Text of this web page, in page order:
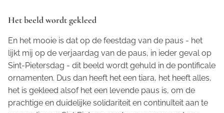
Het beeld wordt gekleed
En het mooie is dat op de feestdag van de paus - het
lijkt mij op de verjaardag van de paus, in ieder geval op
Sint-Pietersdag - dit beeld wordt gehuld in de pontificale
ornamenten. Dus dan heeft het een tiara, het heeft alles,
het is gekleed alsof het een levende paus is, om de
prachtige en duidelijke solidariteit en continuïteit aan te